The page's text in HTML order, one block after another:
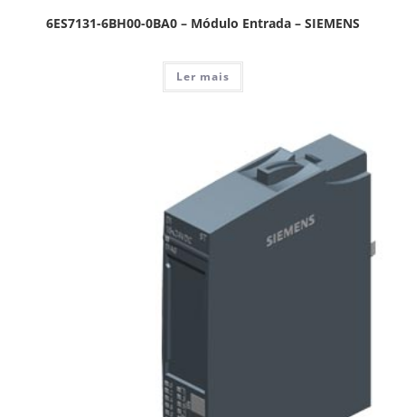
6ES7131-6BH00-0BA0 – Módulo Entrada – SIEMENS
Ler mais